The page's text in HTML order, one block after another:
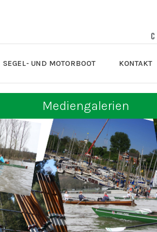
SEGEL- UND MOTORBOOT KONTAKT
Mediengalerien